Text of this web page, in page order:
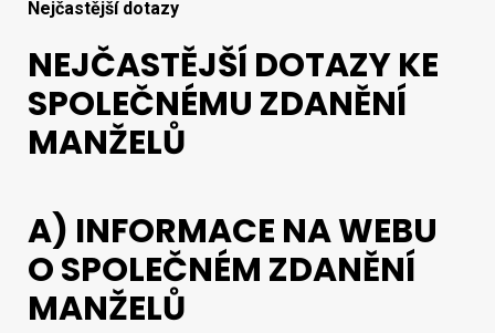
Nejčastější dotazy
NEJČASTĚJŠÍ DOTAZY KE
SPOLEČNÉMU ZDANĚNÍ
MANŽELŮ
A) INFORMACE NA WEBU
O SPOLEČNÉM ZDANĚNÍ
MANŽELŮ